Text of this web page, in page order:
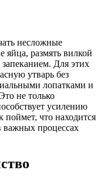
несложные
яйца, размять вилкой
Для этих
утварь без
лопатками и
не только
усилению
поймет, что находится
важных процессах